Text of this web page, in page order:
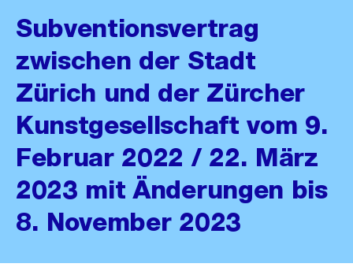
Subventionsvertrag
zwischen der Stadt
Zürich und der Zürcher
Kunstgesellschaft vom 9.
Februar 2022 / 22. März
2023 mit Änderungen bis
8. November 2023